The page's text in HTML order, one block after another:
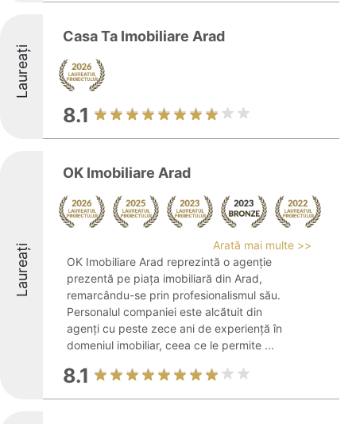
Laureați
Casa Ta Imobiliare Arad
8.1
Laureați
OK Imobiliare Arad
Arată mai multe >>
OK Imobiliare Arad reprezintă o agenție
prezentă pe piața imobiliară din Arad,
remarcându-se prin profesionalismul său.
Personalul companiei este alcătuit din
agenți cu peste zece ani de experiență în
domeniul imobiliar, ceea ce le permite ...
8.1